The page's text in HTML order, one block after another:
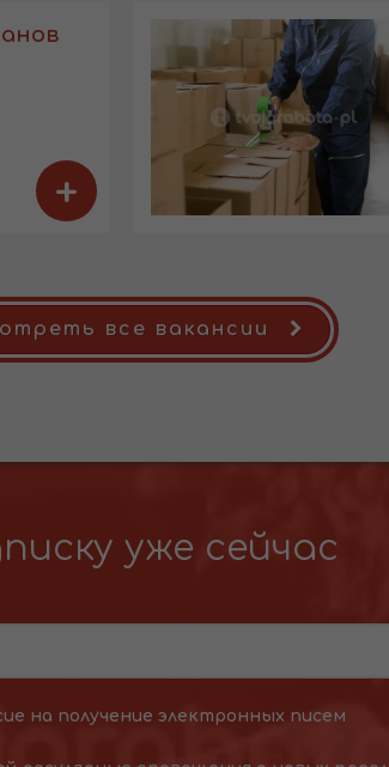
+
все вакансии
уже сейчас
на получение электронных писем